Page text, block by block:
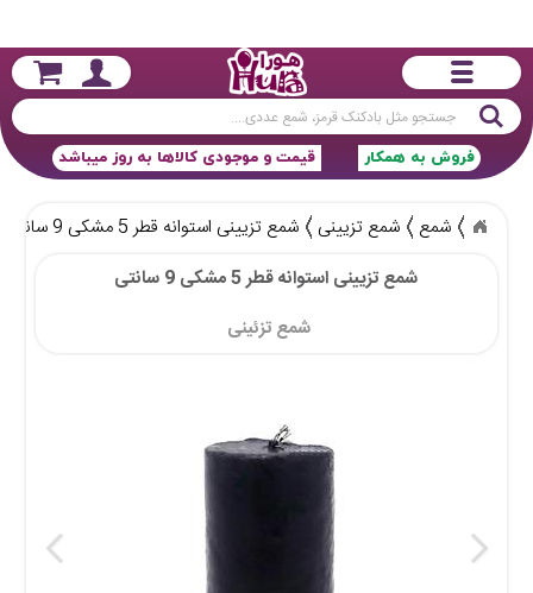
جستجو
قیمت و موجودی کالاها به روز میباشد فروش به همکار
شمع شمع تزیینی
شمع تزیینی استوانه قطر 5 مشکی 9 سانتی
شمع تزیینی استوانه قطر 5 مشکی 9 سانتی
شمع تزئینی